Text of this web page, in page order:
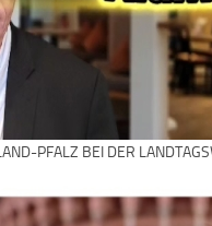
PFALZ BEI DER